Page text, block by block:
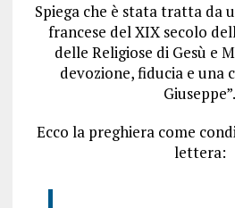
Spiega che è stata tratta da
francese del XIX secolo
delle Religiose di Gesù e
devozione, fiducia e una
Giuseppe”.
Ecco la preghiera come
lettera: